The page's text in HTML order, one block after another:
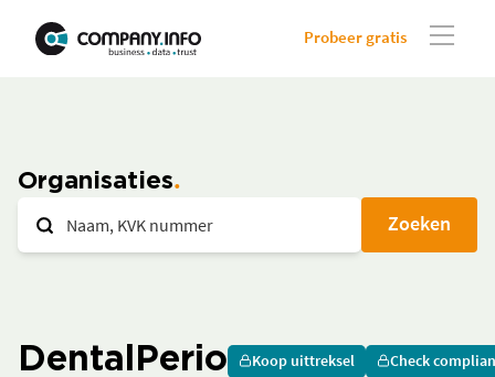
Probeer gratis
Organisaties
Zoeken
DentalPerio Koop uittreksel Check